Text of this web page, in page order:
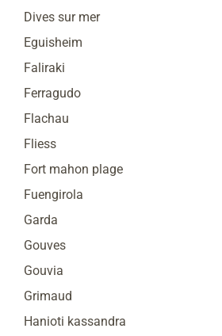
Dives sur mer
Eguisheim
Faliraki
Ferragudo
Flachau
Fliess
Fort mahon plage
Fuengirola
Garda
Gouves
Gouvia
Grimaud
Hanioti kassandra